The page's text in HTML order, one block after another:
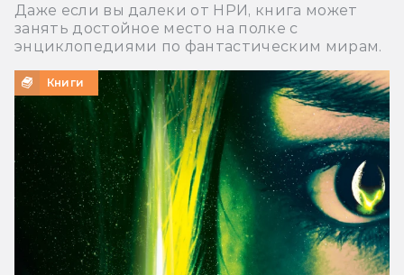
Даже если вы далеки от НРИ, книга может
занять достойное место на полке с
энциклопедиями по фантастическим мирам.
Книги